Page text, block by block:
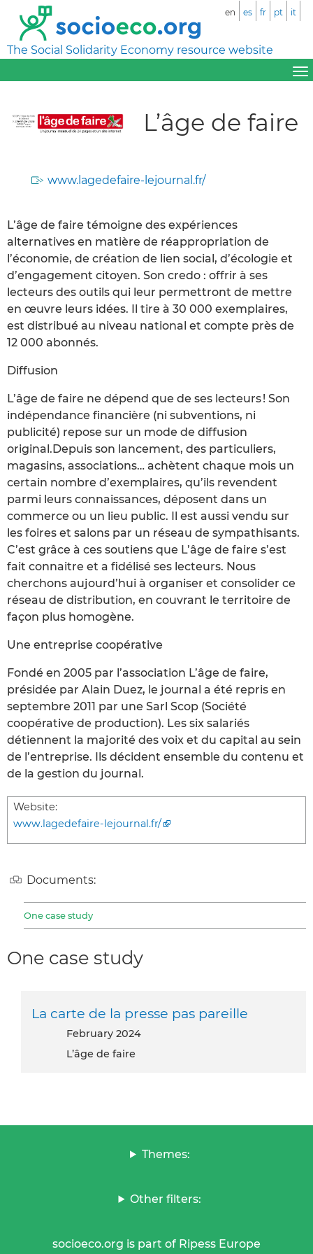
The Social Solidarity Economy resource website
en es fr pt it
L’âge de faire
www.lagedefaire-lejournal.fr/
L’âge de faire témoigne des expériences
alternatives en matière de réappropriation de
l’économie, de création de lien social, d’écologie et
d’engagement citoyen. Son credo : offrir à ses
lecteurs des outils qui leur permettront de mettre
en œuvre leurs idées. Il tire à 30 000 exemplaires,
est distribué au niveau national et compte près de
12 000 abonnés.
Diffusion
L’âge de faire ne dépend que de ses lecteurs ! Son
indépendance financière (ni subventions, ni
publicité) repose sur un mode de diffusion
original.Depuis son lancement, des particuliers,
magasins, associations… achètent chaque mois un
certain nombre d’exemplaires, qu’ils revendent
parmi leurs connaissances, déposent dans un
commerce ou un lieu public. Il est aussi vendu sur
les foires et salons par un réseau de sympathisants.
C’est grâce à ces soutiens que L’âge de faire s’est
fait connaitre et a fidélisé ses lecteurs. Nous
cherchons aujourd’hui à organiser et consolider ce
réseau de distribution, en couvrant le territoire de
façon plus homogène.
Une entreprise coopérative
Fondé en 2005 par l’association L’âge de faire,
présidée par Alain Duez, le journal a été repris en
septembre 2011 par une Sarl Scop (Société
coopérative de production). Les six salariés
détiennent la majorité des voix et du capital au sein
de l’entreprise. Ils décident ensemble du contenu et
de la gestion du journal.
Website:
www.lagedefaire-lejournal.fr/
Documents:
One case study
One case study
La carte de la presse pas pareille
February 2024
L’âge de faire
Themes:
Other filters:
socioeco.org is part of Ripess Europe